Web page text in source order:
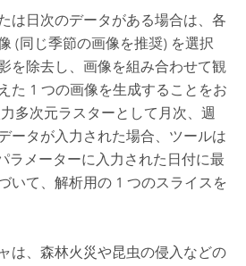
は日次のデータがある場合は、各
(同じ季節の画像を推奨) を選択
を除去し、画像を組み合わせて観
た 1 つの画像を生成することをお
多次元ラスターとして月次、週
ータが入力された場合、ツールは
ラメーターに入力された日付に最
いて、解析用の 1 つのスライスを
は、森林火災や昆虫の侵入などの